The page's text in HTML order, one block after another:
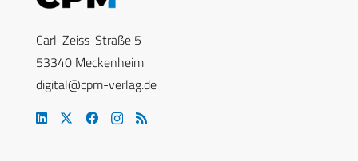
Carl-Zeiss-Straße 5
53340 Meckenheim
digital@cpm-verlag.de